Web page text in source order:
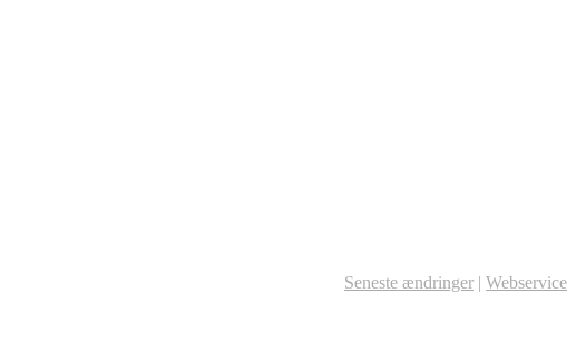
Seneste ændringer | Webservice